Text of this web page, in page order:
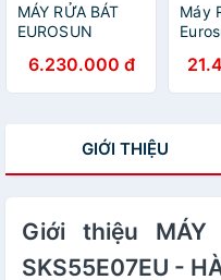
MÁY RỬA BÁT
EUROSUN
HÀNG CHÍNH
HÃNG
6.230.000 đ
Máy
GIỚI THIỆU
Giới thiệu MÁY
SKS55E07EU -